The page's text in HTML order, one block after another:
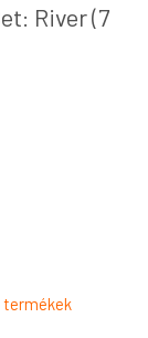
River (7
termékek